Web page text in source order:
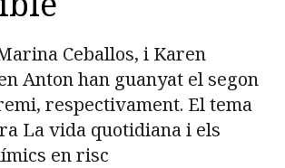
Prova la cerca avançada
als butlletins de la URV Agenda
Ceballos, i Karen
Anton han guanyat el segon
respectivament. El tema
La vida quotidiana i els
en risc